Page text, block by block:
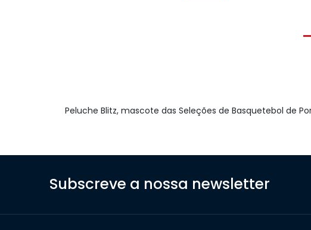
Peluche Blitz, mascote das Seleções de Basquetebol de
Subscreve a nossa newsletter